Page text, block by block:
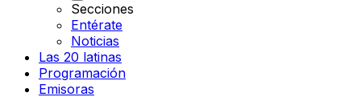
Secciones
Entérate
Noticias
Las 20 latinas
Programación
Emisoras